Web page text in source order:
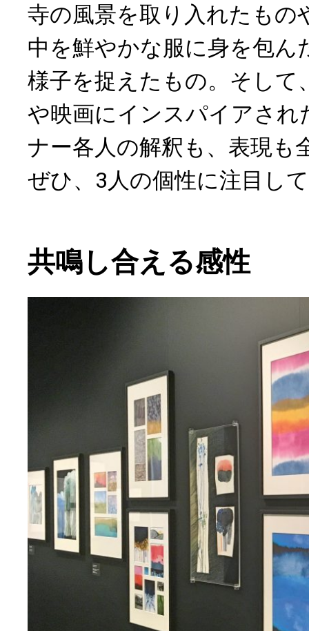
寺の風景を取り入れたもの
中を鮮やかな服に身を包ん
様子を捉えたもの。そして
や映画にインスパイアされ
ナー各人の解釈も、表現も
ぜひ、3人の個性に注目し
共鳴し合える感性